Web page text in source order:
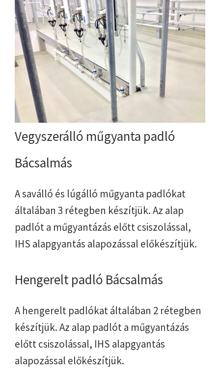
Vegyszerálló műgyanta padló
Bácsalmás
A saválló és lúgálló műgyanta padlókat
általában 3 rétegben készítjük. Az alap
padlót a műgyantázás előtt csiszolással,
IHS alapgyantás alapozással előkészítjük.
Hengerelt padló Bácsalmás
A hengerelt padlókat általában 2 rétegben
készítjük. Az alap padlót a műgyantázás
előtt csiszolással, IHS alapgyantás
alapozással előkészítjük.